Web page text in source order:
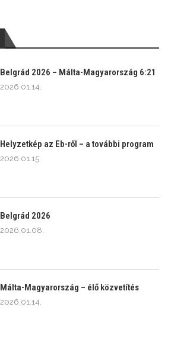
Belgrád 2026 – Málta-Magyarország 6:21
2026.01.14.
Helyzetkép az Eb-ről – a további program
2026.01.15.
Belgrád 2026
2026.01.08.
Málta-Magyarország – élő közvetítés
2026.01.14.